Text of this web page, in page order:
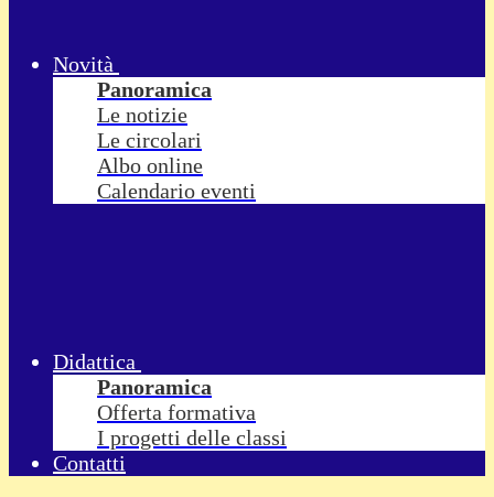
Novità
Panoramica
Le notizie
Le circolari
Albo online
Calendario eventi
Didattica
Panoramica
Offerta formativa
I progetti delle classi
Contatti